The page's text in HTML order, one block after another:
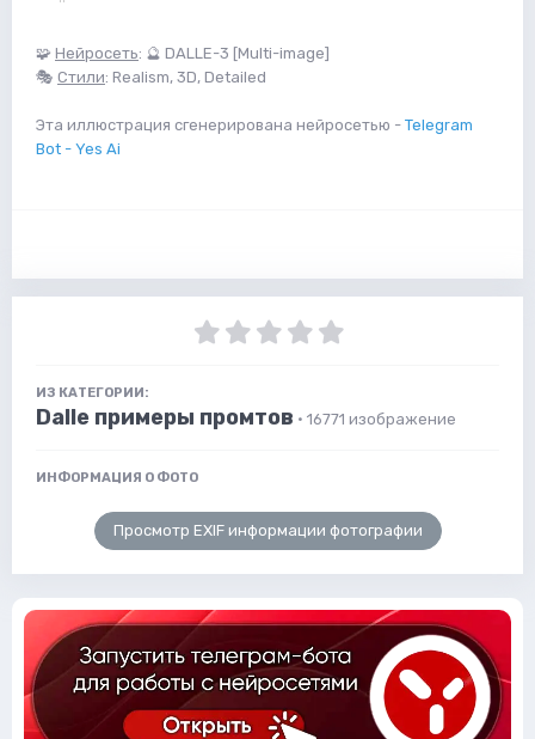
🧩 Нейросеть: 🔮 DALLE-3 [Multi-image]
🎭 Стили: Realism, 3D, Detailed
Эта иллюстрация сгенерирована нейросетью - Telegram
Bot - Yes Ai
ИЗ КАТЕГОРИИ:
Dalle примеры промтов · 16771 изображение
ИНФОРМАЦИЯ О ФОТО
Просмотр EXIF информации фотографии